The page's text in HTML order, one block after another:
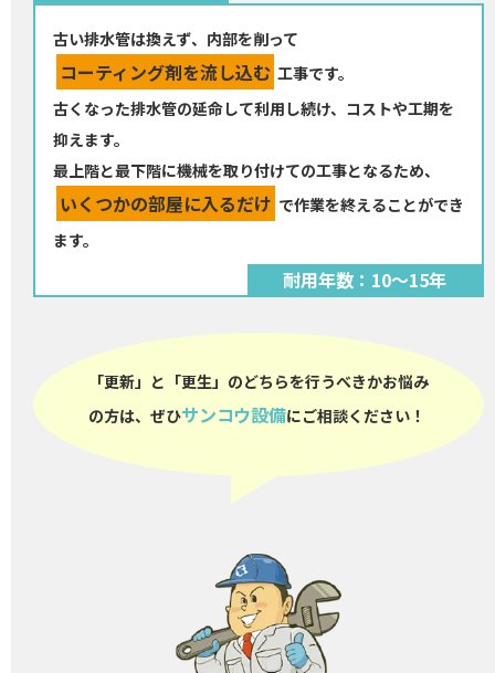
古い排水管は換えず、内部を削って
コーティング剤を流し込む 工事です。
古くなった排水管の延命して利用し続け、コストや工期を
抑えます。
最上階と最下階に機械を取り付けての工事となるため、
いくつかの部屋に入るだけ で作業を終えることができ
ます。
耐用年数：10～15年
「更新」と「更生」のどちらを行うべきかお悩み
の方は、 ぜひサンコウ設備にご相談ください！